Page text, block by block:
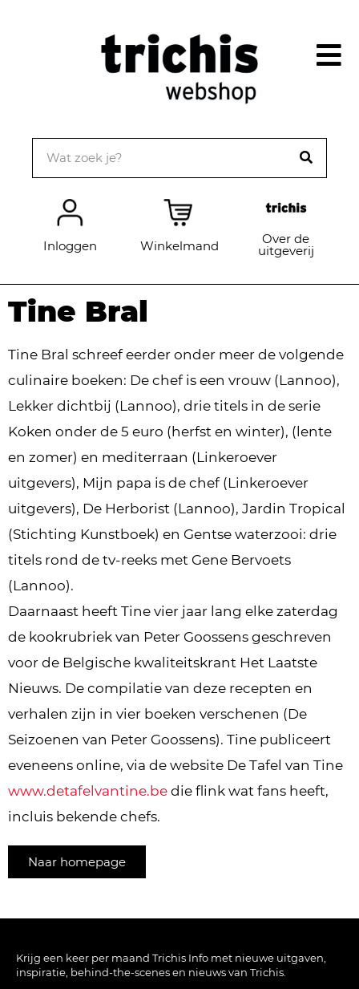
Inloggen Winkelmand Over de
uitgeverij
Tine Bral
Tine Bral schreef eerder onder meer de volgende
culinaire boeken: De chef is een vrouw (Lannoo),
Lekker dichtbij (Lannoo), drie titels in de serie
Koken onder de 5 euro (herfst en winter), (lente
en zomer) en mediterraan (Linkeroever
uitgevers), Mijn papa is de chef (Linkeroever
uitgevers), De Herborist (Lannoo), Jardin Tropical
(Stichting Kunstboek) en Gentse waterzooi: drie
titels rond de tv-reeks met Gene Bervoets
(Lannoo).
Daarnaast heeft Tine vier jaar lang elke zaterdag
de kookrubriek van Peter Goossens geschreven
voor de Belgische kwaliteitskrant Het Laatste
Nieuws. De compilatie van deze recepten en
verhalen zijn in vier boeken verschenen (De
Seizoenen van Peter Goossens). Tine publiceert
eveneens online, via de website De Tafel van Tine
www.detafelvantine.be die flink wat fans heeft,
incluis bekende chefs.
Naar homepage
Krijg een keer per maand Trichis Info met nieuwe uitgaven,
inspiratie, behind-the-scenes en nieuws van Trichis.